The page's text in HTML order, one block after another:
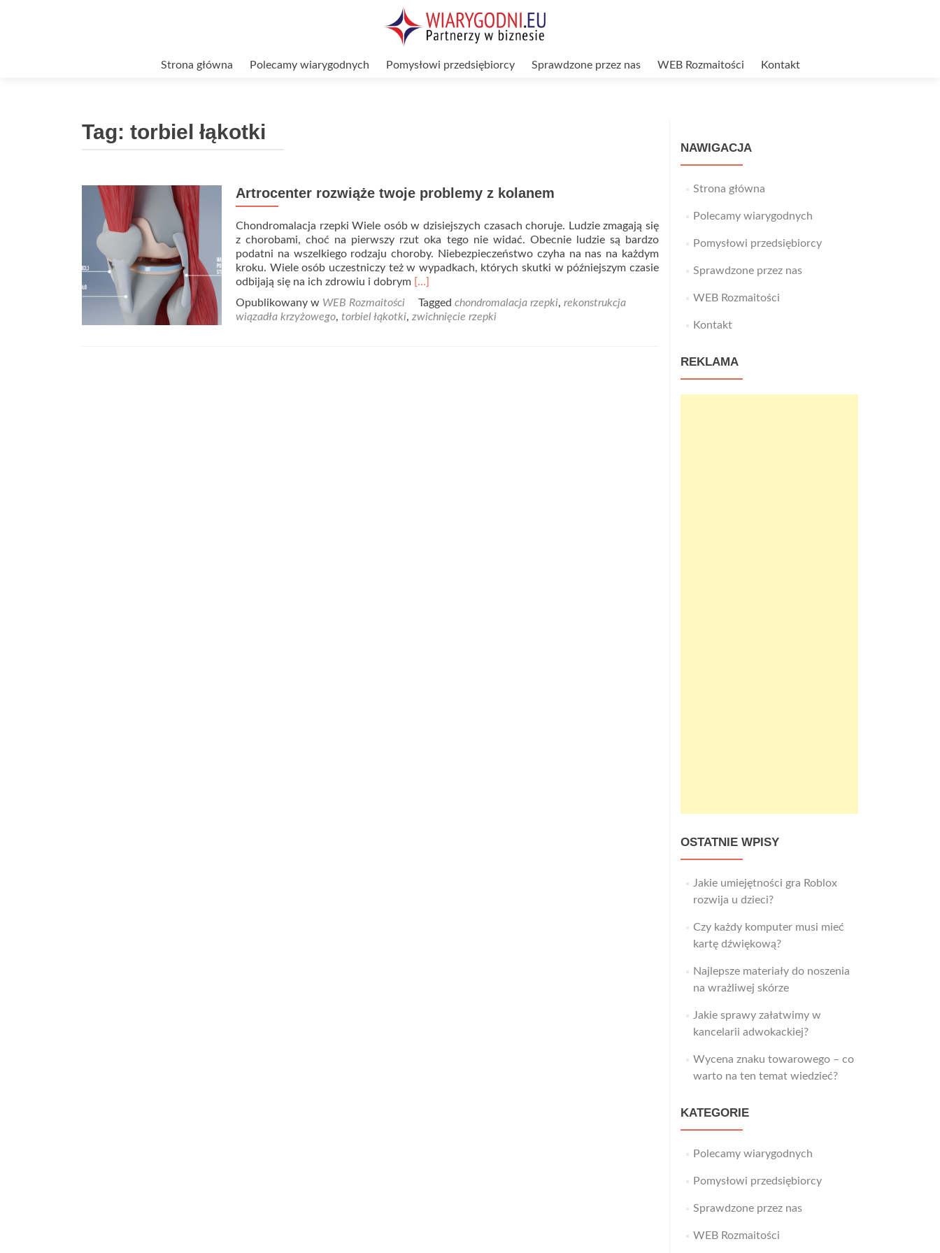
Strona główna Polecamy wiarygodnych Pomysłowi przedsiębiorcy Sprawdzone przez nas WEB Rozmaitości Kontakt
Tag: torbiel łąkotki
Artrocenter rozwiąże twoje problemy z kolanem
Chondromalacja rzepki Wiele osób w dzisiejszych czasach choruje. Ludzie zmagają się
z chorobami, choć na pierwszy rzut oka tego nie widać. Obecnie ludzie są bardzo
podatni na wszelkiego rodzaju choroby. Niebezpieczeństwo czyha na nas na każdym
kroku. Wiele osób uczestniczy też w wypadkach, których skutki w późniejszym czasie
odbijają się na ich zdrowiu i dobrym Read
about
Artrocenter
[…]
Opublikowany w WEB Rozmaitości Tagged chondromalacja rzepki, rekonstrukcja
wiązadła krzyżowego, torbiel łąkotki, zwichnięcie rzepki
NAWIGACJA
Strona główna
Polecamy wiarygodnych
Pomysłowi przedsiębiorcy
Sprawdzone przez nas
WEB Rozmaitości
Kontakt
REKLAMA
OSTATNIE WPISY
Jakie umiejętności gra Roblox
rozwija u dzieci?
Czy każdy komputer musi mieć
kartę dźwiękową?
Najlepsze materiały do noszenia
na wrażliwej skórze
Jakie sprawy załatwimy w
kancelarii adwokackiej?
Wycena znaku towarowego – co
warto na ten temat wiedzieć?
KATEGORIE
Polecamy wiarygodnych
Pomysłowi przedsiębiorcy
Sprawdzone przez nas
WEB Rozmaitości